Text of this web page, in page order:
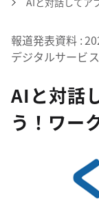
報道発表資料
デジタルサービ
AIと対話
う！ワー